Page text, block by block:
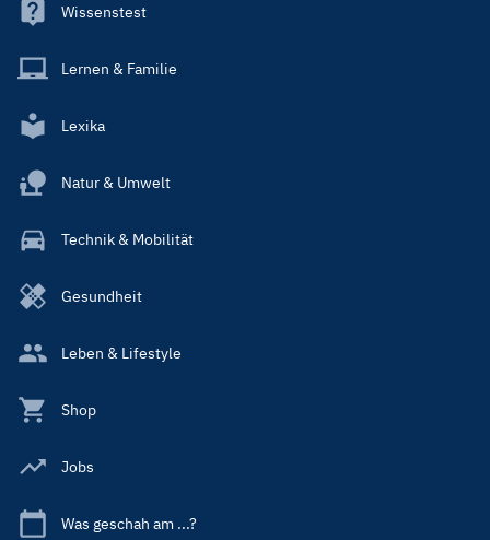
Wissenstest
Lernen & Familie
Lexika
Natur & Umwelt
Technik & Mobilität
Gesundheit
Leben & Lifestyle
Shop
Jobs
Was geschah am ...?